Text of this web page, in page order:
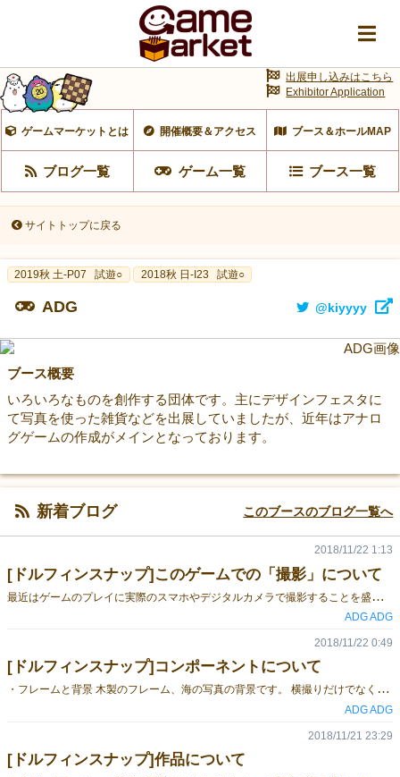
ゲームマーケットとは 開催概要＆アクセス ブース＆ホールMAP
ブログ一覧 ゲーム一覧 ブース一覧
出展申し込みはこちら
Exhibitor Application
サイトトップに戻る
2019秋 土-P07 試遊○ 2018秋 日-I23 試遊○
ADG @kiyyyy
ブース概要
いろいろなものを創作する団体です。主にデザインフェスタに
て写真を使った雑貨などを出展していましたが、近年はアナロ
グゲームの作成がメインとなっております。
新着ブログ このブースのブログ一覧へ
[ドルフィンスナップ]このゲームでの「撮影」について
最
近はゲームのプレイに実際のスマホやデジタルカメラで撮影することを盛り込んだものが増えてきましたが、 ”このゲームにはスマホやデジカメは無くても遊べます。” もちろん、プレイ中の場面をスマホやデジカメで撮影してＳＮＳとかに投稿するのも楽しいですし、思い出にも残るので、 どんどんゲーム中での「撮影」タイミングで実際スマホで撮影し「映えるわー」ってツイートすることを推奨します。 しかしアナログゲームはそれだけで完結して遊べるものにしたいという作者のこだわりにより、 この作品はこのような形になりました。広角撮影や望遠撮影も一応見かけ上は可能、と言えなくもないと思います。 従来のアナログゲームではなかなか馴染みのない得点方法になっているので、 「撮影」ができたかどうかの判定方法を説明書とは別紙にて出来る限り説明したつもりですが、よくわからないという方は作者ツイッターなどに気軽に質問していただければと思います。
2018/11/22 1:13
ADG ADG
[ドルフィンスナップ]コンポーネントについて
・
フレームと背景 木製のフレーム、海の写真の背景です。 横撮りだけでなく、縦撮りにも対応。 背景は自分の好きは写真をＡ４の紙に印刷して使うのもいいと思います。 ・イルカチップとクジラ イルカチップはプラ板製。５種類のイルカがそれぞれ数は違いますが15頭、 すべて違うポーズで！なかには親子連れや貴重な授乳シーンも！！ 手作りのため品質にばらつきがあります。ご了承ください(-_-;) クジラは背景に直接マグネットで挟んで取り付けます。大きいのでフレームいっぱいです。 こちらのかわいいイルカたちのイラストは、うみいろ（@umiiroiruka ）さんに描いていただきました。 気になった方はいろいろなハンドメイド系イベントで出展しているので、上記リンクをチェック！ ・マイイルカカード ゲームの最初に受け取り、そのゲームでのマイイルカを決定します。 イルカとサイコロの目の対応、写真を撮った後の場所取り、得点のカウンターにもなって、 しかもちょっと勉強になるイルカ情報付き。 そして裏側は作者のツイッターＩＤと謎のＱＲコード。 読み取るとどうなるかは実際見てからのお楽しみということで♪
2018/11/22 0:49
ADG ADG
[ドルフィンスナップ]作品について
2018/11/21 23:29